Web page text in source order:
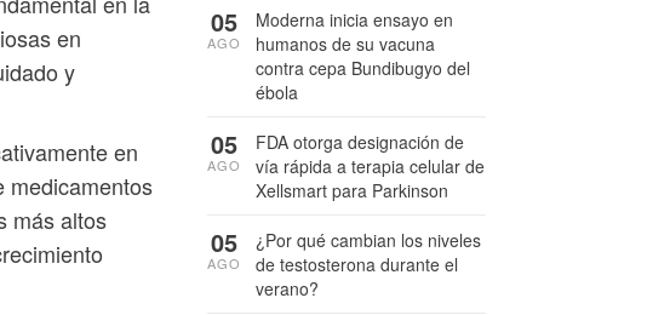
en
y
en
medicamentos
más altos
Moderna inicia ensayo en
humanos de su vacuna
contra cepa Bundibugyo del
ébola
05
AGO
FDA otorga designación de
vía rápida a terapia celular de
Xellsmart para Parkinson
05
AGO
¿Por qué cambian los niveles
de testosterona durante el
verano?
05
AGO